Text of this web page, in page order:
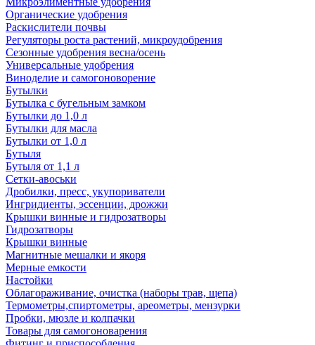
Органические удобрения
Раскислители почвы
Регуляторы роста растений, микроудобрения
Сезонные удобрения весна/осень
Универсальные удобрения
Виноделие и самогоноворение
Бутылки
Бутылка с бугельным замком
Бутылки до 1,0 л
Бутылки для масла
Бутылки от 1,0 л
Бутыля
Бутыля от 1,1 л
Сетки-авоськи
Дробилки, пресс, укупориватели
Ингридиенты, эссенции, дрожжи
Крышки винные и гидрозатворы
Гидрозатворы
Крышки винные
Магнитные мешалки и якоря
Мерные емкости
Настойки
Облагораживание, очистка (наборы трав, щепа)
Термометры,спиртометры, ареометры, мензурки
Пробки, мюзле и колпачки
Товары для самогоноварения